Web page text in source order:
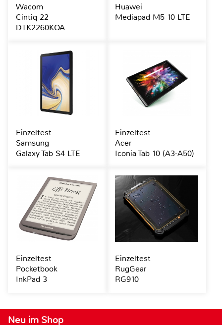
Neu im Shop
Wacom
Cintiq 22
DTK2260KOA
Huawei
Mediapad M5 10 LTE
Einzeltest
Samsung
Galaxy Tab S4 LTE
Einzeltest
Acer
Iconia Tab 10 (A3-A50)
Einzeltest
Pocketbook
InkPad 3
Einzeltest
RugGear
RG910